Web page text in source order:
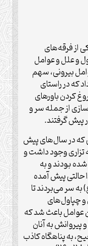
از فرقه‌های
و علل و عوامل
بیرونی، سهم
که در راستای
کردن باورهای
از جمله سر و
پیش گرفتند.
که در سال‌های پیش
تزاری وجود داشت و
بودند و به
حالتی پیش آمده
به سر می‌بردند تا
و چپاول‌های
عوامل باعث شد که
پیروانش به آنان
به پناهگاه کاذب